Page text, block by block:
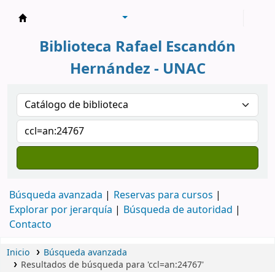
Biblioteca Rafael Escandón
Hernández - UNAC
Búsqueda avanzada
Reservas para cursos
Explorar por jerarquía
Búsqueda de autoridad
Contacto
Inicio
Búsqueda avanzada
Resultados de búsqueda para 'ccl=an:24767'